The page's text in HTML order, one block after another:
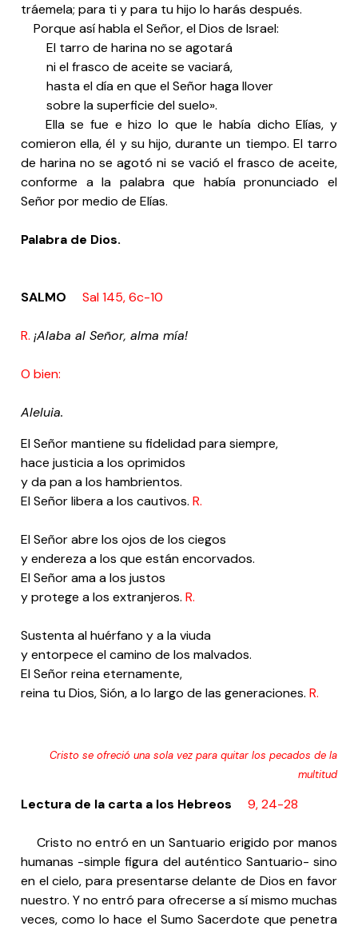
tráemela; para ti y para tu hijo lo harás después.
Porque así habla el Señor, el Dios de Israel:
El tarro de harina no se agotará
ni el frasco de aceite se vaciará,
hasta el día en que el Señor haga llover
sobre la superficie del suelo».
Ella se fue e hizo lo que le había dicho Elías, y
comieron ella, él y su hijo, durante un tiempo. El tarro
de harina no se agotó ni se vació el frasco de aceite,
conforme a la palabra que había pronunciado el
Señor por medio de Elías.
Palabra de Dios.
SALMO Sal 145, 6c-10
R. ¡Alaba al Señor, alma mía!
O bien:
Aleluia.
El Señor mantiene su fidelidad para siempre,
hace justicia a los oprimidos
y da pan a los hambrientos.
El Señor libera a los cautivos. R.
El Señor abre los ojos de los ciegos
y endereza a los que están encorvados.
El Señor ama a los justos
y protege a los extranjeros. R.
Sustenta al huérfano y a la viuda
y entorpece el camino de los malvados.
El Señor reina eternamente,
reina tu Dios, Sión, a lo largo de las generaciones. R.
Cristo se ofreció una sola vez para quitar los pecados de la
multitud
Lectura de la carta a los Hebreos 9, 24-28
Cristo no entró en un Santuario erigido por manos
humanas -simple figura del auténtico Santuario- sino
en el cielo, para presentarse delante de Dios en favor
nuestro. Y no entró para ofrecerse a sí mismo muchas
veces, como lo hace el Sumo Sacerdote que penetra